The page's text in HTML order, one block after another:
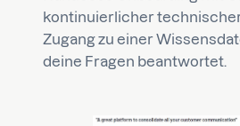
kontinuierlicher
Zugang zu einer
deine Fragen beantwortet.